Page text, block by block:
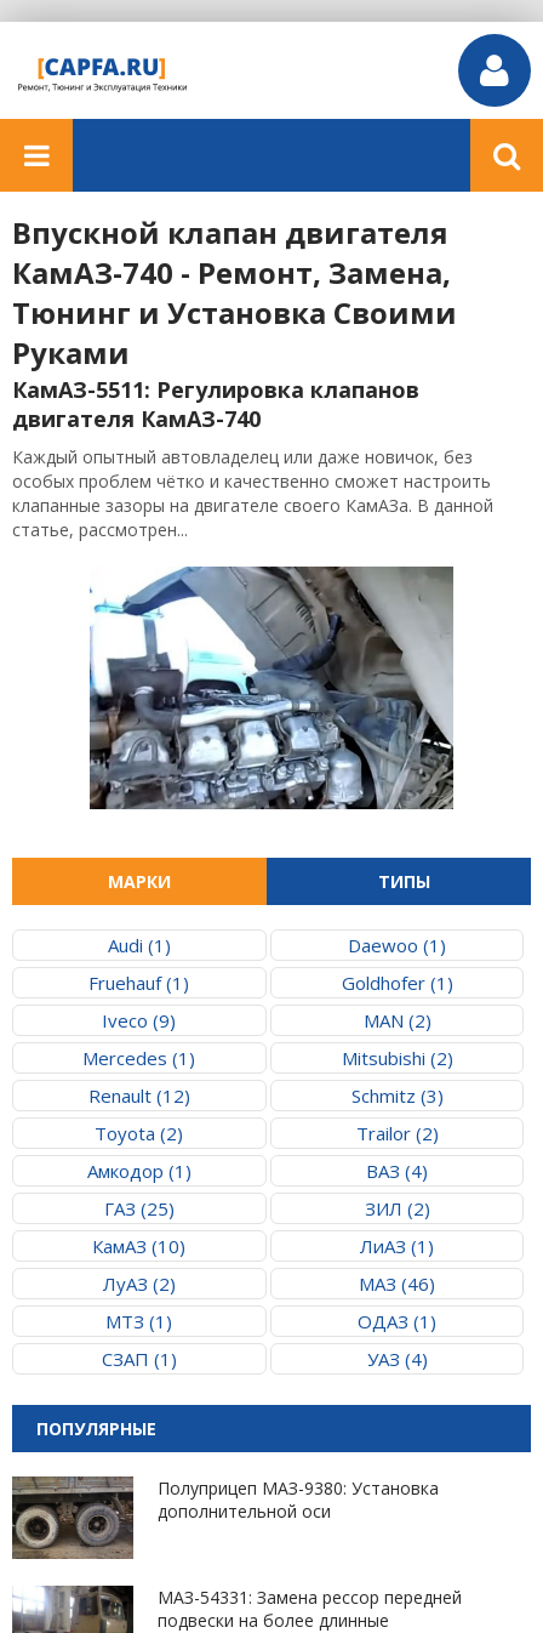
Впускной клапан двигателя
КамАЗ-740 - Ремонт, Замена,
Тюнинг и Установка Своими
Руками
КамАЗ-5511: Регулировка клапанов
двигателя КамАЗ-740
Каждый опытный автовладелец или даже новичок, без
особых проблем чётко и качественно сможет настроить
клапанные зазоры на двигателе своего КамАЗа. В данной
статье, рассмотрен...
МАРКИ ТИПЫ
Audi (1)
Daewoo (1)
Fruehauf (1)
Goldhofer (1)
Iveco (9)
MAN (2)
Mercedes (1)
Mitsubishi (2)
Renault (12)
Schmitz (3)
Toyota (2)
Trailor (2)
Амкодор (1)
ВАЗ (4)
ГАЗ (25)
ЗИЛ (2)
КамАЗ (10)
ЛиАЗ (1)
ЛуАЗ (2)
МАЗ (46)
МТЗ (1)
ОДАЗ (1)
СЗАП (1)
УАЗ (4)
ПОПУЛЯРНЫЕ
Полуприцеп МАЗ-9380: Установка
дополнительной оси
МАЗ-54331: Замена рессор передней
подвески на более длинные